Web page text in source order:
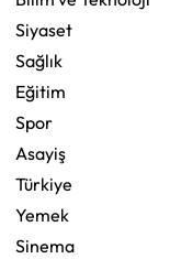
Siyaset
Sağlık
Eğitim
Spor
Asayiş
Türkiye
Yemek
Sinema